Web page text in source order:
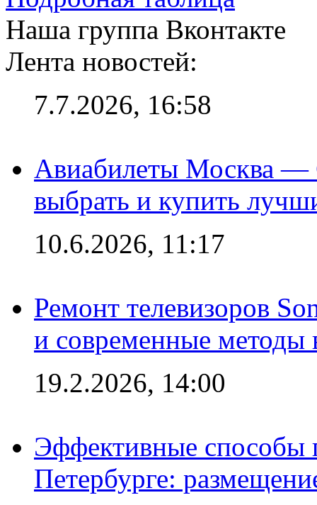
Наша группа Вконтакте
Лента новостей:
7.7.2026, 16:58
Авиабилеты Москва —
выбрать и купить
10.6.2026, 11:17
Ремонт телевизоров
и современные методы
19.2.2026, 14:00
Эффективные способы
Петербурге: